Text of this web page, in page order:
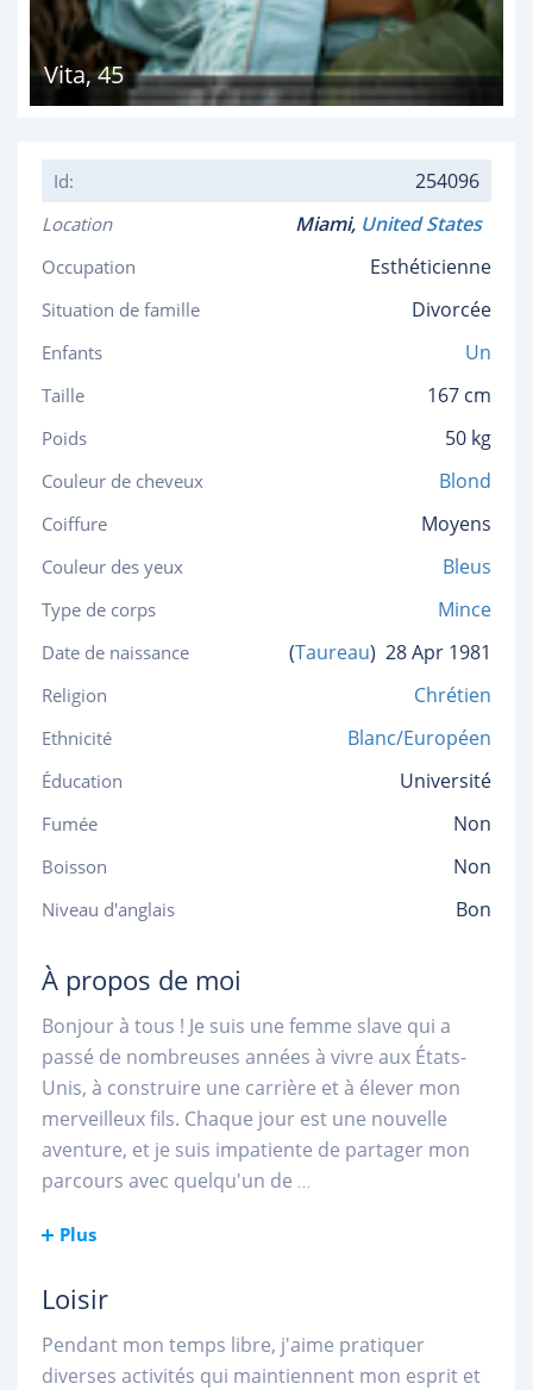
Vita,45
Id: 254096
Location Miami, United States
Occupation Esthéticienne
Situation de famille Divorcée
Enfants Un
Taille 167 cm
Poids 50 kg
Couleur de cheveux Blond
Coiffure Moyens
Couleur des yeux Bleus
Type de corps Mince
Date de naissance (Taureau) 28 Apr 1981
Religion Chrétien
Ethnicité Blanc/Européen
Éducation Université
Fumée Non
Boisson Non
Niveau d'anglais Bon
À propos de moi
Bonjour à tous ! Je suis une femme slave qui a
passé de nombreuses années à vivre aux États-
Unis, à construire une carrière et à élever mon
merveilleux fils. Chaque jour est une nouvelle
aventure, et je suis impatiente de partager mon
parcours avec quelqu'un de ...
Plus
Loisir
Pendant mon temps libre, j'aime pratiquer
diverses activités qui maintiennent mon esprit et